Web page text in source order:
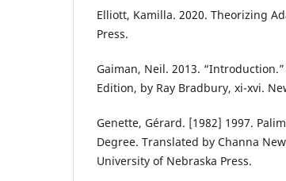
Elliott, Kamilla. 2020. Theorizing
Press.
Gaiman, Neil. 2013.
Edition, by Ray Bradbury, xi-xvi.
Genette, Gérard. [1982] 1997.
Degree. Translated by Channa
University of Nebraska Press.